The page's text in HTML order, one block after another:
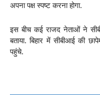
अपना पक्ष स्पष्ट करना होगा.
इस बीच कई राजद नेताओं ने
बताया. बिहार में सीबीआई की
पहुंचे.